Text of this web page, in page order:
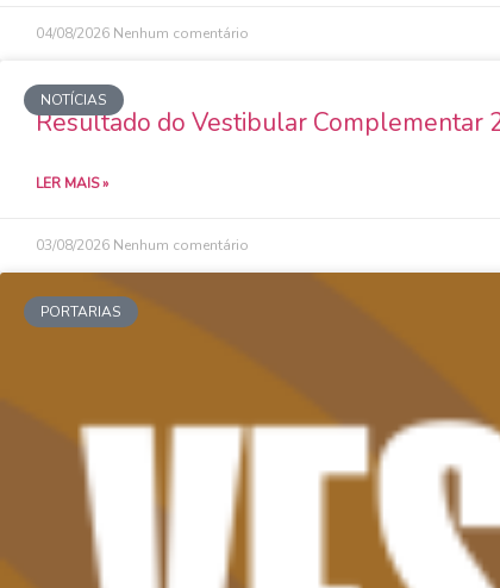
04/08/2026 Nenhum comentário
NOTÍCIAS
Resultado do Vestibular Complementar
LER MAIS »
03/08/2026 Nenhum comentário
PORTARIAS